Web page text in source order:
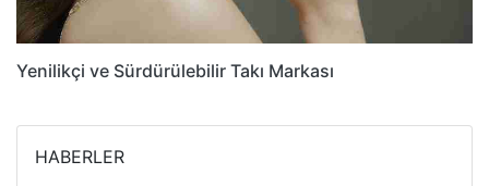
Yenilikçi ve Sürdürülebilir Takı Markası
HABERLER